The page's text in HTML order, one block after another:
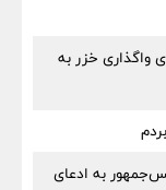
واگذاری خزر به
به ادعای